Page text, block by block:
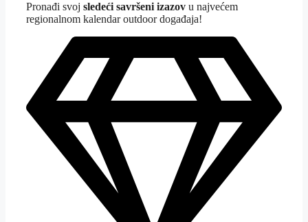
Pronađi svoj sledeći savršeni izazov u najvećem
regionalnom kalendar outdoor događaja!